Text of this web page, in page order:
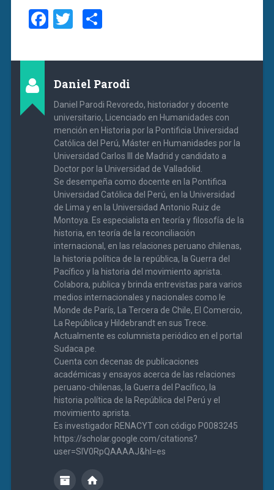
Facebook
TwitterCompartir
Daniel Parodi
Daniel Parodi Revoredo, historiador y docente
universitario, Licenciado en Humanidades con
mención en Historia por la Pontificia Universidad
Católica del Perú, Máster en Humanidades por la
Universidad Carlos III de Madrid y candidato a
Doctor por la Universidad de Valladolid.
Se desempeña como docente en la Pontifica
Universidad Católica del Perú, en la Universidad
de Lima y en la Universidad Antonio Ruiz de
Montoya. Es especialista en teoría y filosofía de la
historia, en teoría de la reconciliación
internacional, en las relaciones peruano chilenas,
la historia política de la república, la Guerra del
Pacífico y la historia del movimiento aprista.
Colabora, publica y brinda entrevistas para varios
medios internacionales y nacionales como le
Monde de París, La Tercera de Chile, El Comercio,
La República y Hildebrandt en sus Trece.
Actualmente es columnista periódico en el portal
Sudaca.pe.
Cuenta con decenas de publicaciones
académicas y ensayos acerca de las relaciones
peruano-chilenas, la Guerra del Pacífico, la
historia política de la República del Perú y el
movimiento aprista.
Es investigador RENACYT con código P0083245
https://scholar.google.com/citations?
user=SIV0RpQAAAAJ&hl=es